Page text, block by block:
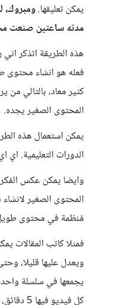
يمكن تعليقها.ومبروك،
مدته ساعتين صنعت
هذه الطريقة اتذكر
فعله هو انشاء
كثير معاد، بالتالي
المحتوى الصغير يجده.
يمكن استعمال هذه
الدورات التعليمية.
وايضا يمكن عكس
المحتوى الصغير
مُنظمة في محتوى
فمثلا كاتب المقالات
ويعدل عليها قليلا،
يجمعها في سلسلة
كل